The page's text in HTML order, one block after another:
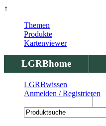
↑
LGRBhome
LGRBbohrungen
Themen
Produkte
Kartenviewer
LGRBwissen
Anmelden / Registrieren